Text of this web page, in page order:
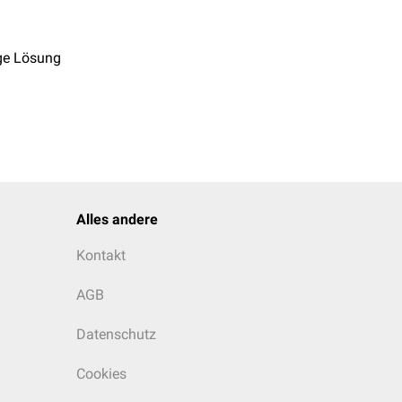
Lösung
Alles andere
Kontakt
AGB
Datenschutz
Cookies